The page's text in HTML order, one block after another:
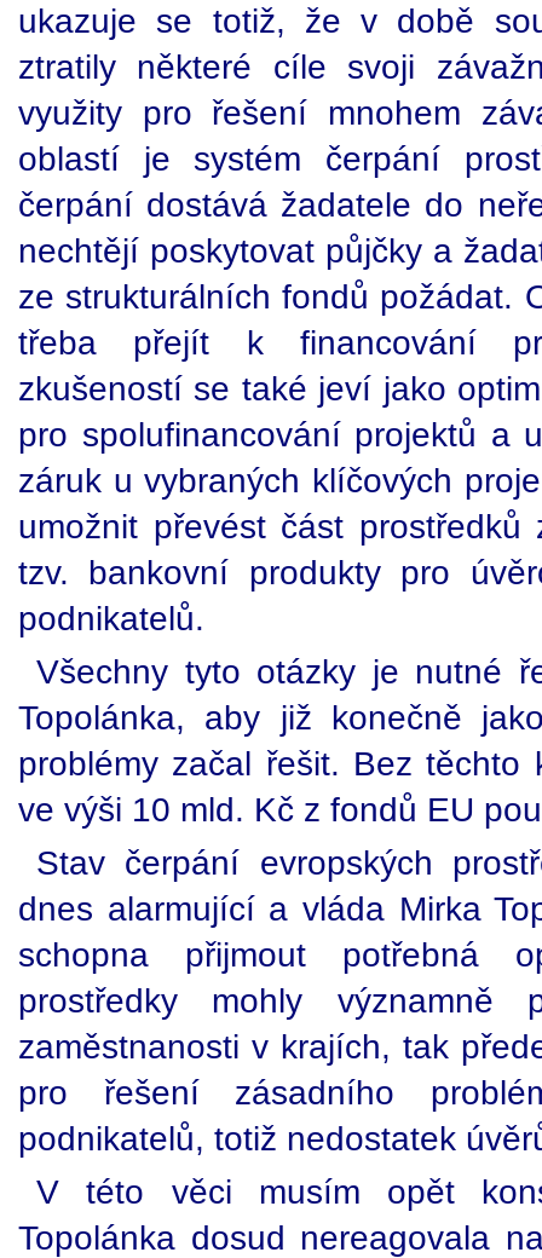
ukazuje se totiž, že v době
ztratily některé cíle svoji
využity pro řešení mnohem
oblastí je systém čerpání
čerpání dostává žadatele do
nechtějí poskytovat půjčky a
ze strukturálních fondů požádat.
třeba přejít k financování
zkušeností se také jeví jako
pro spolufinancování projektů a
záruk u vybraných klíčových
umožnit převést část
tzv. bankovní produkty pro
podnikatelů.
Všechny tyto otázky je nutné
Topolánka, aby již konečně
problémy začal řešit. Bez
ve výši 10 mld. Kč z fondů EU
Stav čerpání evropských
dnes alarmující a vláda Mirka
schopna přijmout potřebná
prostředky mohly
zaměstnanosti v krajích, tak
pro řešení zásadního
podnikatelů, totiž nedostatek
V této věci musím opět
Topolánka dosud nereagovala